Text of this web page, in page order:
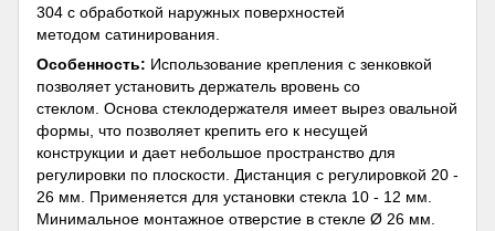
304 с обработкой наружных поверхностей
методом сатинирования.
Особенность: Использование крепления с зенковкой
позволяет установить держатель вровень со
стеклом. Основа стеклодержателя имеет вырез овальной
формы, что позволяет крепить его к несущей
конструкции и дает небольшое пространство для
регулировки по плоскости. Дистанция с регулировкой 20 -
26 мм. Применяется для установки стекла 10 - 12 мм.
Минимальное монтажное отверстие в стекле Ø 26 мм.